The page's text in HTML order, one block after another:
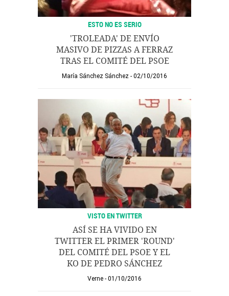
ESTO NO ES SERIO
'TROLEADA' DE ENVÍO
MASIVO DE PIZZAS A FERRAZ
TRAS EL COMITÉ DEL PSOE
María Sánchez Sánchez 02/10/2016
VISTO EN TWITTER
ASÍ SE HA VIVIDO EN
TWITTER EL PRIMER 'ROUND'
DEL COMITÉ DEL PSOE Y EL
KO DE PEDRO SÁNCHEZ
Verne 01/10/2016